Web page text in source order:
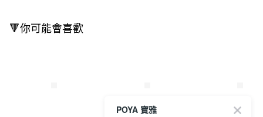
🔻你可能會喜歡
POYA 寶雅